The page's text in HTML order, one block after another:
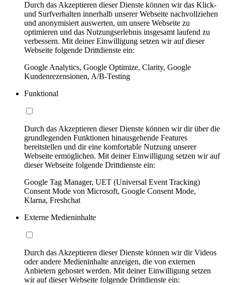
Durch das Akzeptieren dieser Dienste können wir das Klick-
und Surfverhalten innerhalb unserer Webseite nachvollziehen
und anonymisiert auswerten, um unsere Webseite zu
optimieren und das Nutzungserlebnis insgesamt laufend zu
verbessern. Mit deiner Einwilligung setzen wir auf dieser
Webseite folgende Drittdienste ein:
Google Analytics, Google Optimize, Clarity, Google
Kundenrezensionen, A/B-Testing
Funktional
Durch das Akzeptieren dieser Dienste können wir dir über die
grundlegenden Funktionen hinausgehende Features
bereitstellen und dir eine komfortable Nutzung unserer
Webseite ermöglichen. Mit deiner Einwilligung setzen wir auf
dieser Webseite folgende Drittdienste ein:
Google Tag Manager, UET (Universal Event Tracking)
Consent Mode von Microsoft, Google Consent Mode,
Klarna, Freshchat
Externe Medieninhalte
Durch das Akzeptieren dieser Dienste können wir dir Videos
oder andere Medieninhalte anzeigen, die von externen
Anbietern gehostet werden. Mit deiner Einwilligung setzen
wir auf dieser Webseite folgende Drittdienste ein: